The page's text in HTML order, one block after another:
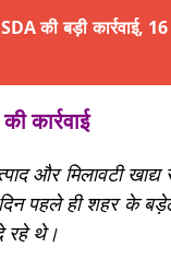
की बड़ी कार्रवाई,
कार्रवाई
मिलावटी खाद्य
पहले ही शहर के बड़ेल
रहे थे।